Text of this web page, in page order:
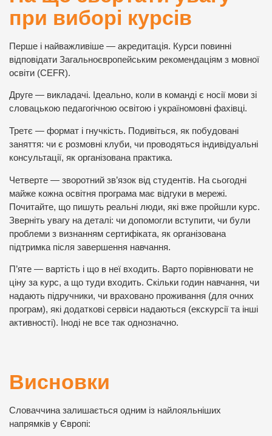
при виборі курсів
Перше і найважливіше — акредитація. Курси повинні
відповідати Загальноєвропейським рекомендаціям з мовної
освіти (CEFR).
Друге — викладачі. Ідеально, коли в команді є носії мови зі
словацькою педагогічною освітою і україномовні фахівці.
Третє — формат і гнучкість. Подивіться, як побудовані
заняття: чи є розмовні клуби, чи проводяться індивідуальні
консультації, як організована практика.
Четверте — зворотний зв’язок від студентів. На сьогодні
майже кожна освітня програма має відгуки в мережі.
Почитайте, що пишуть реальні люди, які вже пройшли курс.
Зверніть увагу на деталі: чи допомогли вступити, чи були
проблеми з визнанням сертифіката, як організована
підтримка після завершення навчання.
П’яте — вартість і що в неї входить. Варто порівнювати не
ціну за курс, а що туди входить. Скільки годин навчання, чи
надають підручники, чи враховано проживання (для очних
програм), які додаткові сервіси надаються (екскурсії та інші
активності). Іноді не все так однозначно.
Висновки
Словаччина залишається одним із найлояльніших
напрямків у Європі: